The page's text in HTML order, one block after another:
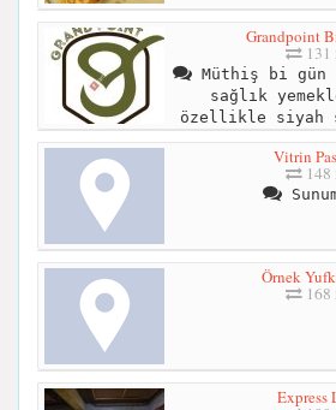
Grandpoint
131
Müthiş bi gün
sağlık
özellikle siyah
Vitrin
148
Örnek
168
Express